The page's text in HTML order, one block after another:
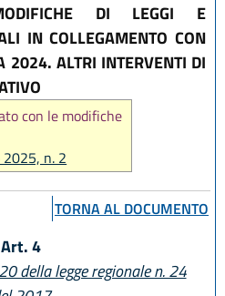
DI LEGGI E
IN COLLEGAMENTO CON
2024. ALTRI INTERVENTI DI
con le modifiche
2025, n. 2
TORNA AL DOCUMENTO
Art. 4
della legge regionale n. 24